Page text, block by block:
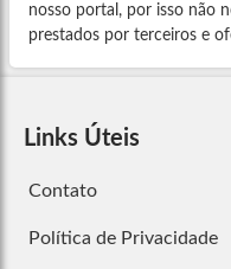
nosso portal, por isso não
prestados por terceiros e
Links Úteis
Contato
Política de Privacidade